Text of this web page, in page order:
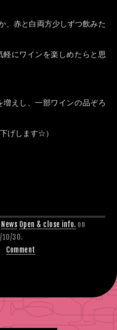
、赤と白両方少しずつ飲みた
にワインを楽しめたらと思
えし、一部ワインの品ぞろ
げします☆）
News Open & close info. on
10/30.
Comment